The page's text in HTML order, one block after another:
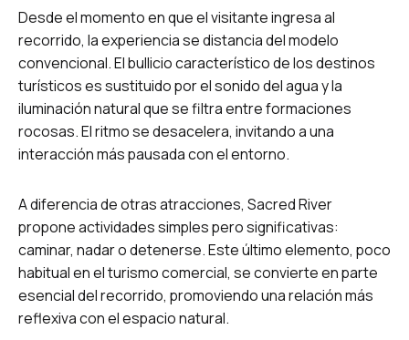
Desde el momento en que el visitante ingresa al
recorrido, la experiencia se distancia del modelo
convencional. El bullicio característico de los destinos
turísticos es sustituido por el sonido del agua y la
iluminación natural que se filtra entre formaciones
rocosas. El ritmo se desacelera, invitando a una
interacción más pausada con el entorno.
A diferencia de otras atracciones, Sacred River
propone actividades simples pero significativas:
caminar, nadar o detenerse. Este último elemento, poco
habitual en el turismo comercial, se convierte en parte
esencial del recorrido, promoviendo una relación más
reflexiva con el espacio natural.